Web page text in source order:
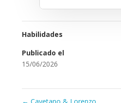
Habilidades
Publicado el
15/06/2026